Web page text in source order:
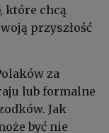
które chcą
przyszłość
za
lub formalne
Jak
być nie